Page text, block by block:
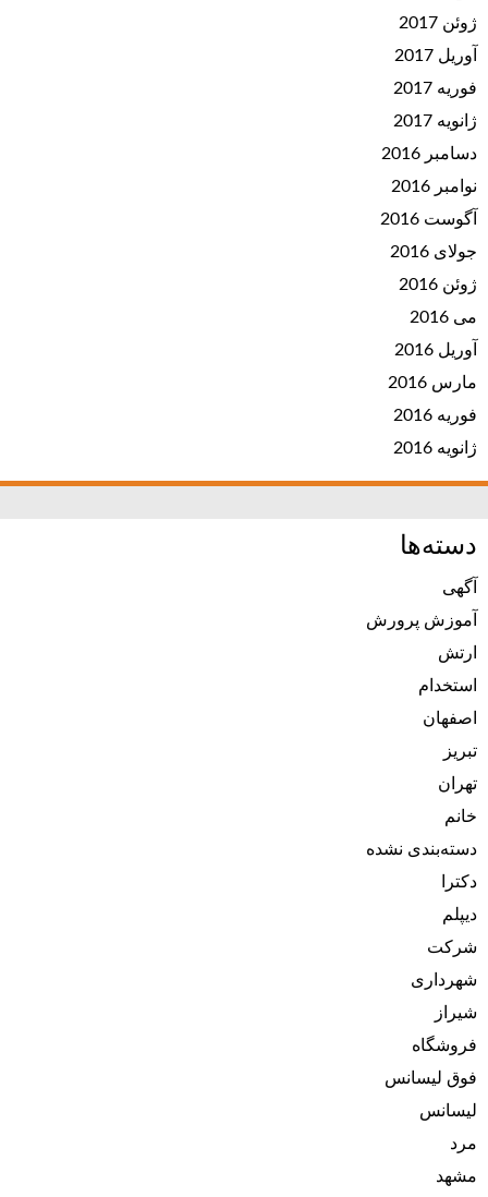
ژوئن 2017
آوریل 2017
فوریه 2017
ژانویه 2017
دسامبر 2016
نوامبر 2016
آگوست 2016
جولای 2016
ژوئن 2016
می 2016
آوریل 2016
مارس 2016
فوریه 2016
ژانویه 2016
دسته‌ها
آگهی
آموزش پرورش
ارتش
استخدام
اصفهان
تبریز
تهران
خانم
دسته‌بندی نشده
دکترا
دیپلم
شرکت
شهرداری
شیراز
فروشگاه
فوق لیسانس
لیسانس
مرد
مشهد